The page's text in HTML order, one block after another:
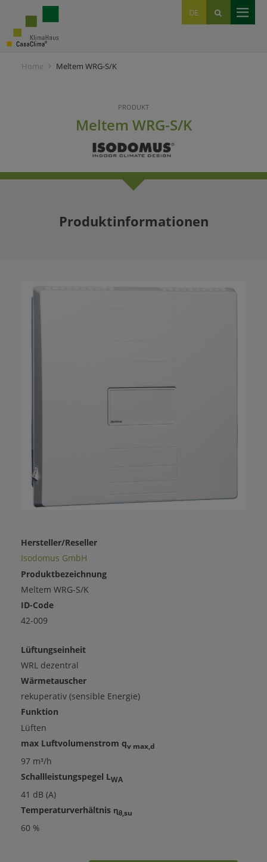
DE
IT
EN
Home Meltem WRG-S/K
PRODUKT
Meltem WRG-S/K
Produktinformationen
Hersteller/Reseller
Isodomus GmbH
Produktbezeichnung
Meltem WRG-S/K
ID-Code
42-009
Lüftungseinheit
WRL dezentral
Wärmetauscher
rekuperativ (sensible Energie)
Funktion
Lüften
max Luftvolumenstrom qv max,d
97 m³/h
Schallleistungspegel LWA
41 dB (A)
Temperaturverhältnis ɳθ,su
60 %